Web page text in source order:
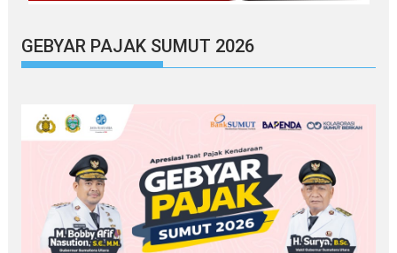
GEBYAR PAJAK SUMUT 2026